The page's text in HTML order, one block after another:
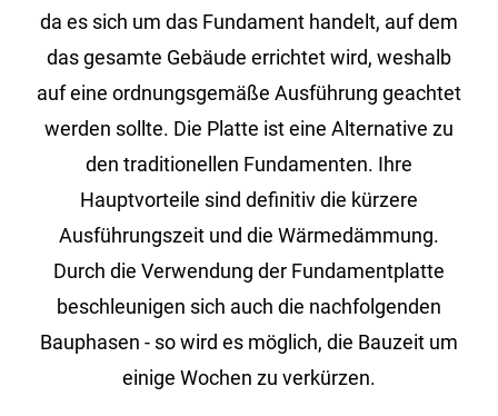
da es sich um das Fundament handelt, auf dem
das gesamte Gebäude errichtet wird, weshalb
auf eine ordnungsgemäße Ausführung geachtet
werden sollte. Die Platte ist eine Alternative zu
den traditionellen Fundamenten. Ihre
Hauptvorteile sind definitiv die kürzere
Ausführungszeit und die Wärmedämmung.
Durch die Verwendung der Fundamentplatte
beschleunigen sich auch die nachfolgenden
Bauphasen - so wird es möglich, die Bauzeit um
einige Wochen zu verkürzen.